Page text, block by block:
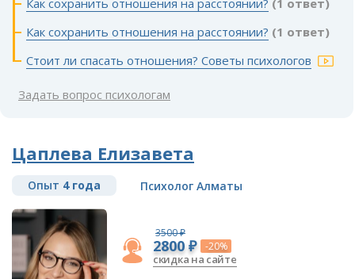
Как сохранить отношения на расстоянии? (1 ответ)
Как сохранить отношения на расстоянии? (1 ответ)
Стоит ли спасать отношения? Советы психологов
Задать вопрос психологам
Цаплева Елизавета
Опыт 4 года Психолог Алматы
3500 ₽
2800 ₽ -20%
скидка на сайте